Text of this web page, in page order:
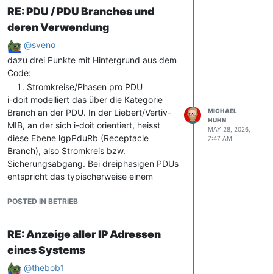
RE: PDU / PDU Branches und
deren Verwendung
@sveno
dazu drei Punkte mit Hintergrund aus dem
Code:
Stromkreise/Phasen pro PDU
i-doit modelliert das über die Kategorie
Branch an der PDU. In der Liebert/Vertiv-
MIB, an der sich i-doit orientiert, heisst
diese Ebene lgpPduRb (Receptacle
Branch), also Stromkreis bzw.
Sicherungsabgang. Bei dreiphasigen PDUs
entspricht das typischerweise einem
pro Phase (L1, L2, L3), das hängt aber vom
trägst du die Anzahl der Receptacles ein
(Default 6).
Editieren in der PDU-Übersicht
Die Kategorie PDU-Übersicht
POSTED IN BETRIEB
MICHAEL
HUHN
MAY 28, 2026,
7:47 AM
RE: Anzeige aller IP Adressen
eines Systems
@thebob1